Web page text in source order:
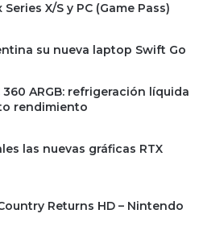
X/S y PC (Game Pass)
su nueva laptop Swift Go
360 ARGB: refrigeración líquida
rendimiento
las nuevas gráficas RTX
Returns HD – Nintendo